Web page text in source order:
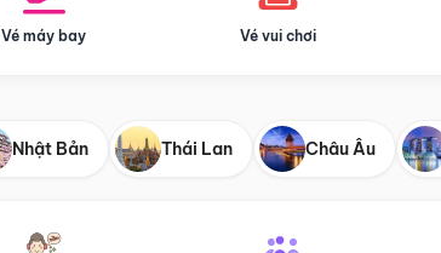
Vé máy bay Vé vui chơi
Nhật Bản Thái Lan Châu Âu